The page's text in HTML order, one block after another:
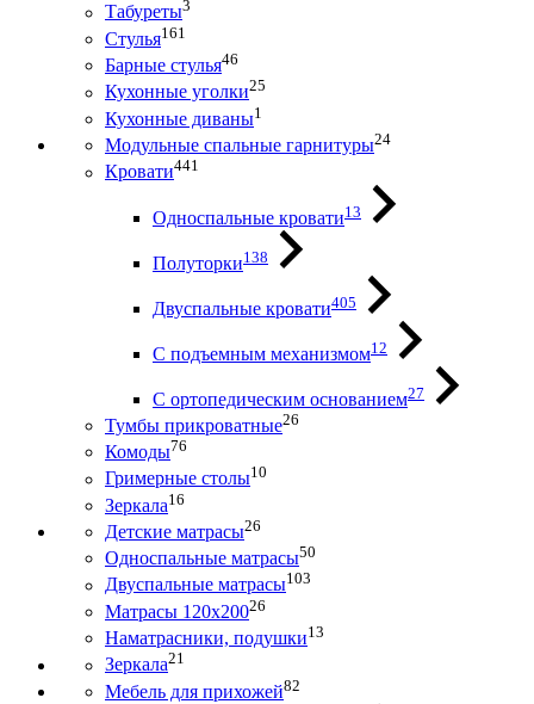
Табуреты3
Стулья161
Барные стулья46
Кухонные уголки25
Кухонные диваны1
Модульные спальные гарнитуры24
Кровати441
Односпальные кровати13
Полуторки138
Двуспальные кровати405
С подъемным механизмом12
С ортопедическим основанием27
Тумбы прикроватные26
Комоды76
Гримерные столы10
Зеркала16
Детские матрасы26
Односпальные матрасы50
Двуспальные матрасы103
Матрасы 120х20026
Наматрасники, подушки13
Зеркала21
Мебель для прихожей82